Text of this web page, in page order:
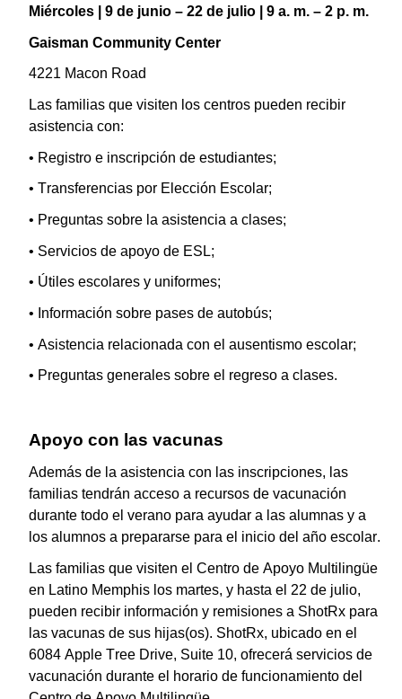
Miércoles | 9 de junio – 22 de julio | 9 a. m. – 2 p. m.
Gaisman Community Center
4221 Macon Road
Las familias que visiten los centros pueden recibir
asistencia con:
• Registro e inscripción de estudiantes;
• Transferencias por Elección Escolar;
• Preguntas sobre la asistencia a clases;
• Servicios de apoyo de ESL;
• Útiles escolares y uniformes;
• Información sobre pases de autobús;
• Asistencia relacionada con el ausentismo escolar;
• Preguntas generales sobre el regreso a clases.
Apoyo con las vacunas
Además de la asistencia con las inscripciones, las
familias tendrán acceso a recursos de vacunación
durante todo el verano para ayudar a las alumnas y a
los alumnos a prepararse para el inicio del año escolar.
Las familias que visiten el Centro de Apoyo Multilingüe
en Latino Memphis los martes, y hasta el 22 de julio,
pueden recibir información y remisiones a ShotRx para
las vacunas de sus hijas(os). ShotRx, ubicado en el
6084 Apple Tree Drive, Suite 10, ofrecerá servicios de
vacunación durante el horario de funcionamiento del